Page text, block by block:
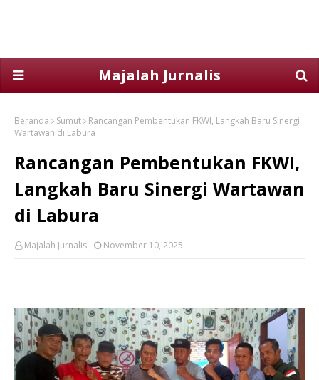
Majalah Jurnalis
Beranda Sumut
Rancangan Pembentukan FKWI, Langkah Baru Sinergi
Wartawan di Labura
Rancangan Pembentukan FKWI,
Langkah Baru Sinergi Wartawan
di Labura
Majalah Jurnalis November 10, 2025